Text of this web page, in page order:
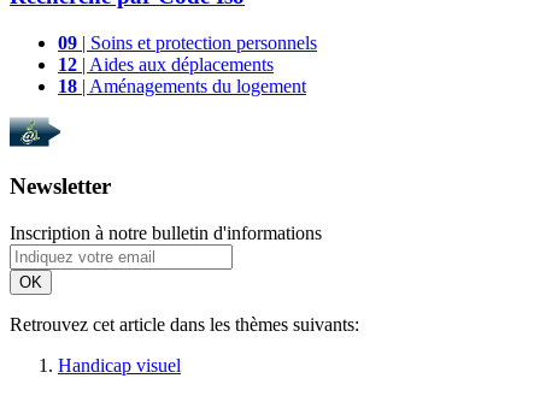
09 | Soins et protection personnels
12 | Aides aux déplacements
18 | Aménagements du logement
Newsletter
Inscription à notre bulletin d'informations
OK
Retrouvez cet article dans les thèmes suivants:
Handicap visuel